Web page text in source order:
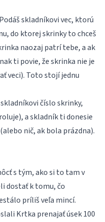
Podáš skladníkovi vec, ktorú
do ktorej skrinky to chceš
naozaj patrí tebe, a ak
ti povie, že skrinka nie je
veci). Toto stojí jednu
číslo skrinky,
a skladník ti donesie
nič, ak bola prázdna).
s tým, ako si to tam v
dostať k tomu, čo
príliš veľa mincí.
Krtka prenajať úsek 100